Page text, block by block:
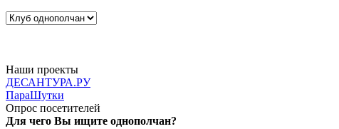
Наши проекты
ДЕСАНТУРА.РУ
ПараШутки
Опрос посетителей
Для чего Вы ищите однополчан?